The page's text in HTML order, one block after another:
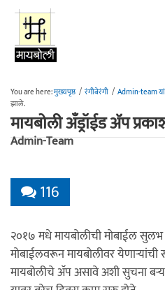
Skip to main content
You are here:मुख्यपृष्ठ / रंगीबेरंगी / Admin-team
झाले.
मायबोली अँड्रॉईड अ‍ॅप
Admin-Team
116
२०१७ मधे मायबोलीची मोबाईल
मोबाईलवरून मायबोलीवर येणार्‍यांची
मायबोलीचे अ‍ॅप असावे अशी सुचना